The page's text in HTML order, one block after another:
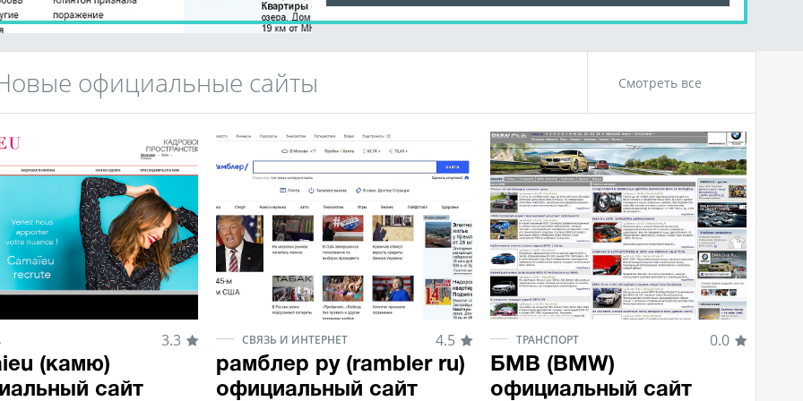
Смотреть все
официальные сайты
3.3
(камю)
сайт
4.5
СВЯЗЬ И ИНТЕРНЕТ
рамблер ру (rambler ru)
официальный сайт
0.0
ТРАНСПОРТ
БМВ (BMW)
официальный сайт